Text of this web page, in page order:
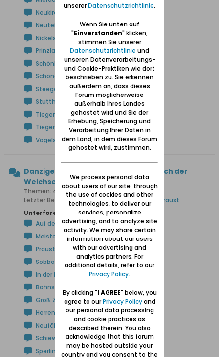
Neukirch
Neuteich
Nickelswalde
Prinzlaff
Schönbaum
Schöneberg
Steegen
Stutthof
Tiegenhof
Tiegenort
Vogelsang
Danziger Höhe und Niederung (westlich der
Weichsel)
Themen: 425 Beiträge: 3.577
Letzter Beitrag: Anton Rathkes Lebenswerk in Praust
Unterforen:
Auf der Höhe
Meisterswalde
Praust
Sobbowitz
In der Niederung
Bohnsack
Groß Zünder
Herrengrebin
Neufähr
Schiewenhorst
Sperlingsdorf
unsererDatenschutzrichtlinie.
Wenn Sie unten auf
"Einverstanden" klicken,
stimmen Sie unserer
Datenschutzrichtlinie und
unseren Datenverarbeitungs-
und Cookie-Praktiken wie dort
beschrieben zu. Sie erkennen
außerdem an, dass dieses
Forum möglicherweise
außerhalb Ihres Landes
gehostet wird und Sie der
Erhebung, Speicherung und
Verarbeitung Ihrer Daten in
dem Land, in dem dieses Forum
gehostet wird, zustimmen.
We process personal data
about users of our site, through
the use of cookies and other
technologies, to deliver our
services, personalize
advertising, and to analyze site
activity. We may share certain
information about our users
with our advertising and
analytics partners. For
additional details, refer to our
Privacy Policy.
By clicking "I AGREE" below, you
agree to ourPrivacy Policyand
our personal data processing
and cookie practices as
described therein. You also
acknowledge that this forum
may be hosted outside your
country and you consent to the